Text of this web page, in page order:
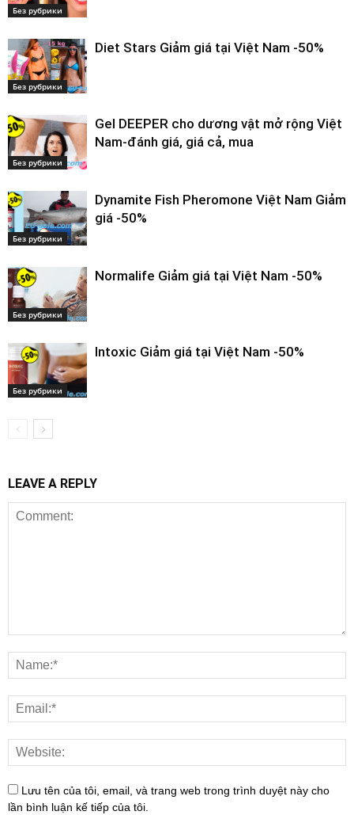
Без рубрики
Без рубрики
Diet Stars Giảm giá tại Việt Nam -50%
Без рубрики
Gel DEEPER cho dương vật mở rộng Việt
Nam-đánh giá, giá cả, mua
Без рубрики
Dynamite Fish Pheromone Việt Nam Giảm
giá -50%
Без рубрики
Normalife Giảm giá tại Việt Nam -50%
Без рубрики
Intoxic Giảm giá tại Việt Nam -50%
LEAVE A REPLY
Lưu tên của tôi, email, và trang web trong trình duyệt này cho
lần bình luận kế tiếp của tôi.